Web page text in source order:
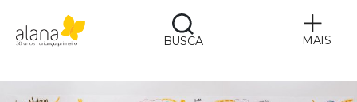
BUSCA MAIS